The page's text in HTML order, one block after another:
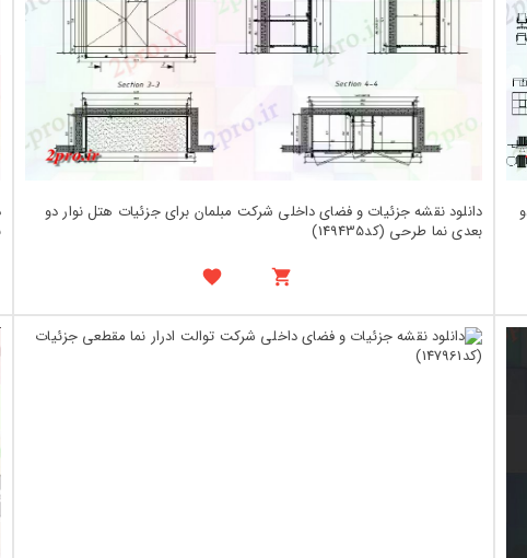
دانلود نقشه جزئیات و فضای داخلی شرکت مبلمان برای جزئیات هتل نوار دو
بعدی نما طرحی (کد149435)